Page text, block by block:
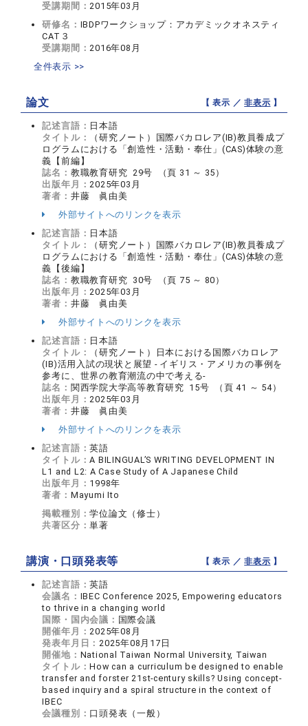
受講期間：2015年03月
研修名： IBDPワークショップ：アカデミックオネスティ
CAT３
受講期間：2016年08月
全件表示 >>
論文 【 表示 ／非表示 】
記述言語： 日本語
タイトル：
（研究ノート）国際バカロレア(IB)教員養成プ
ログラムにおける「創造性・活動・奉仕」(CAS)体験の意
義【前編】
誌名： 教職教育研究 29号 （頁 31 ～ 35）
出版年月：2025年03月
著者： 井藤 眞由美
外部サイトへのリンクを表示
記述言語： 日本語
タイトル：
（研究ノート）国際バカロレア(IB)教員養成プ
ログラムにおける「創造性・活動・奉仕」(CAS)体験の意
義【後編】
誌名： 教職教育研究 30号 （頁 75 ～ 80）
出版年月：2025年03月
著者： 井藤 眞由美
外部サイトへのリンクを表示
記述言語： 日本語
タイトル：
（研究ノート）日本における国際バカロレア
(IB)活用入試の現状と展望 - イギリス・アメリカの事例を
参考に、世界の教育潮流の中で考える-
誌名： 関西学院大学高等教育研究 15号 （頁 41 ～ 54）
出版年月：2025年03月
著者： 井藤 眞由美
外部サイトへのリンクを表示
記述言語：英語
タイトル：A BILINGUAL’S WRITING DEVELOPMENT IN
L1 and L2: A Case Study of A Japanese Child
出版年月： 1998年
著者： Mayumi Ito
掲載種別：学位論文（修士）
共著区分：単著
講演・口頭発表等 【 表示 ／非表示 】
記述言語：英語
会議名： IBEC Conference 2025, Empowering educators
to thrive in a changing world
国際・国内会議： 国際会議
開催年月：2025年08月
発表年月日：2025年08月17日
開催地： National Taiwan Normal University, Taiwan
タイトル：How can a curriculum be designed to enable
transfer and forster 21st-century skills? Using concept-
based inquiry and a spiral structure in the context of
IBEC
会議種別： 口頭発表（一般）